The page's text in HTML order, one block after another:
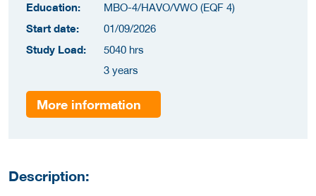
Education:
MBO-4/HAVO/VWO (EQF 4)
Start date:
01/09/2026
Study Load:
5040 hrs
3 years
More information
Description: